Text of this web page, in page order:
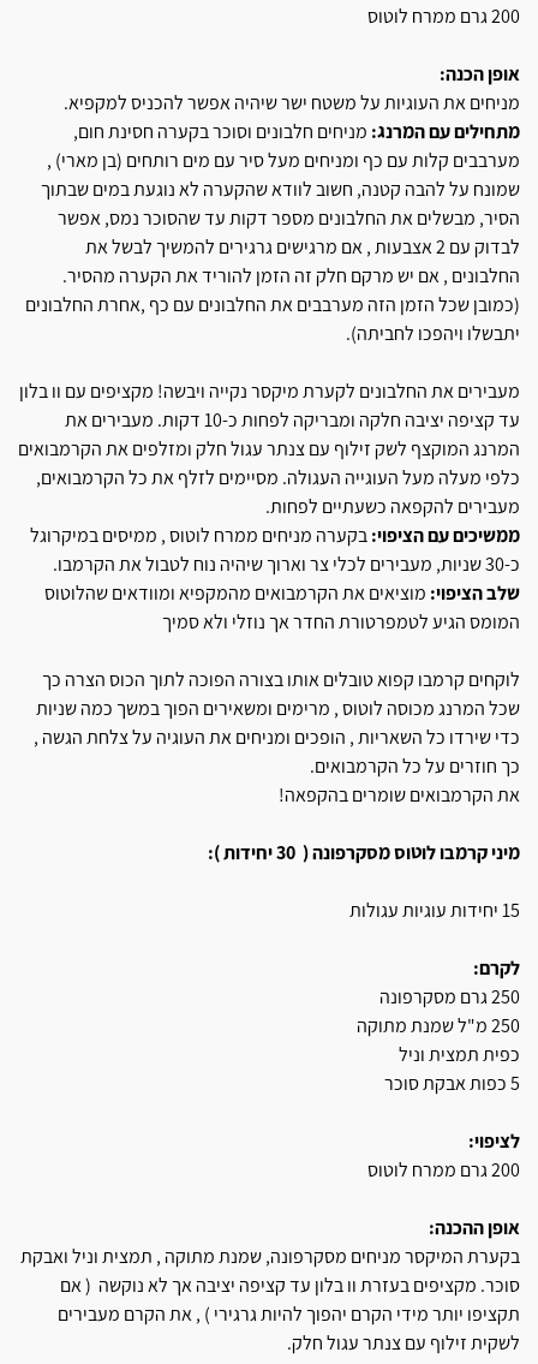
200 גרם ממרח לוטוס
אופן הכנה:
מניחים את העוגיות על משטח ישר שיהיה אפשר להכניס למקפיא.
מתחילים עם המרנג: מניחים חלבונים וסוכר בקערה חסינת חום,
מערבבים קלות עם כף ומניחים מעל סיר עם מים רותחים (בן מארי) ,
שמונח על להבה קטנה, חשוב לוודא שהקערה לא נוגעת במים שבתוך
הסיר, מבשלים את החלבונים מספר דקות עד שהסוכר נמס, אפשר
לבדוק עם 2 אצבעות , אם מרגישים גרגירים להמשיך לבשל את
החלבונים , אם יש מרקם חלק זה הזמן להוריד את הקערה מהסיר.
(כמובן שכל הזמן הזה מערבבים את החלבונים עם כף ,אחרת החלבונים
יתבשלו ויהפכו לחביתה).
מעבירים את החלבונים לקערת מיקסר נקייה ויבשה! מקציפים עם וו בלון
עד קציפה יציבה חלקה ומבריקה לפחות כ-10 דקות. מעבירים את
המרנג המוקצף לשק זילוף עם צנתר עגול חלק ומזלפים את הקרמבואים
כלפי מעלה מעל העוגייה העגולה. מסיימים לזלף את כל הקרמבואים,
מעבירים להקפאה כשעתיים לפחות.
ממשיכים עם הציפוי: בקערה מניחים ממרח לוטוס , ממיסים במיקרוגל
כ-30 שניות, מעבירים לכלי צר וארוך שיהיה נוח לטבול את הקרמבו.
שלב הציפוי: מוציאים את הקרמבואים מהמקפיא ומוודאים שהלוטוס
המומס הגיע לטמפרטורת החדר אך נוזלי ולא סמיך
לוקחים קרמבו קפוא טובלים אותו בצורה הפוכה לתוך הכוס הצרה כך
שכל המרנג מכוסה לוטוס , מרימים ומשאירים הפוך במשך כמה שניות
כדי שירדו כל השאריות , הופכים ומניחים את העוגיה על צלחת הגשה ,
כך חוזרים על כל הקרמבואים.
את הקרמבואים שומרים בהקפאה!
מיני קרמבו לוטוס מסקרפונה ( 30 יחידות ):
15 יחידות עוגיות עגולות
לקרם:
250 גרם מסקרפונה
250 מ"ל שמנת מתוקה
כפית תמצית וניל
5 כפות אבקת סוכר
לציפוי:
200 גרם ממרח לוטוס
אופן ההכנה:
בקערת המיקסר מניחים מסקרפונה, שמנת מתוקה , תמצית וניל ואבקת
סוכר. מקציפים בעזרת וו בלון עד קציפה יציבה אך לא נוקשה ( אם
תקציפו יותר מידי הקרם יהפוך להיות גרגירי ) , את הקרם מעבירים
לשקית זילוף עם צנתר עגול חלק.